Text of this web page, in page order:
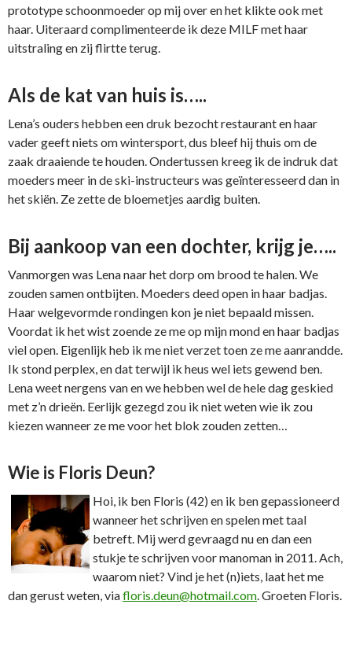
prototype schoonmoeder op mij over en het klikte ook met
haar. Uiteraard complimenteerde ik deze MILF met haar
uitstraling en zij flirtte terug.
Als de kat van huis is…..
Lena’s ouders hebben een druk bezocht restaurant en haar
vader geeft niets om wintersport, dus bleef hij thuis om de
zaak draaiende te houden. Ondertussen kreeg ik de indruk dat
moeders meer in de ski-instructeurs was geïnteresseerd dan in
het skiën. Ze zette de bloemetjes aardig buiten.
Bij aankoop van een dochter, krijg je…..
Vanmorgen was Lena naar het dorp om brood te halen. We
zouden samen ontbijten. Moeders deed open in haar badjas.
Haar welgevormde rondingen kon je niet bepaald missen.
Voordat ik het wist zoende ze me op mijn mond en haar badjas
viel open. Eigenlijk heb ik me niet verzet toen ze me aanrandde.
Ik stond perplex, en dat terwijl ik heus wel iets gewend ben.
Lena weet nergens van en we hebben wel de hele dag geskied
met z’n drieën. Eerlijk gezegd zou ik niet weten wie ik zou
kiezen wanneer ze me voor het blok zouden zetten…
Wie is Floris Deun?
Hoi, ik ben Floris (42) en ik ben gepassioneerd
wanneer het schrijven en spelen met taal
betreft. Mij werd gevraagd nu en dan een
stukje te schrijven voor manoman in 2011. Ach,
waarom niet? Vind je het (n)iets, laat het me
dan gerust weten, viafloris.deun@hotmail.com. Groeten Floris.